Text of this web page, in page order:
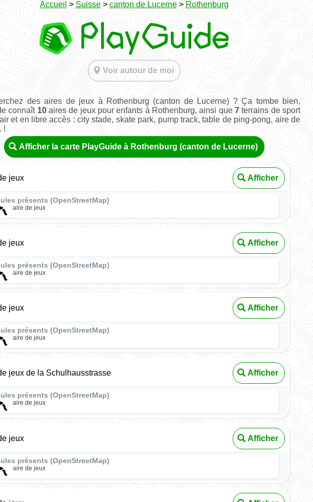
Accueil > Suisse> canton de Lucerne> Rothenburg
Voir autour de moi
des aires de jeux à Rothenburg (canton de Lucerne) ? Ça tombe bien,
connaît 10aires de jeux pour enfants à Rothenburg, ainsi que7 terrains de sport
et en libre accès : city stade, skate park, pump track, table de ping-pong, aire de
!
Afficher la carte PlayGuide à Rothenburg (canton de Lucerne)
jeux Afficher
présents (OpenStreetMap)
aire de jeux
jeux Afficher
présents (OpenStreetMap)
aire de jeux
jeux Afficher
présents (OpenStreetMap)
aire de jeux
jeux de la Schulhausstrasse Afficher
présents (OpenStreetMap)
aire de jeux
jeux Afficher
présents (OpenStreetMap)
aire de jeux